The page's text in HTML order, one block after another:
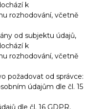
k
rozhodování, včetně
od subjektu údajů,
k
rozhodování, včetně
požadovat od správce:
údajům dle čl. 15
dle čl. 16 GDPR,